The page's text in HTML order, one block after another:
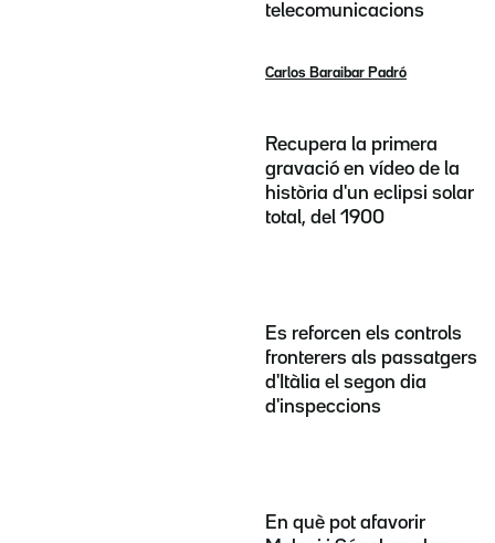
telecomunicacions
Carlos Baraibar Padró
Recupera la primera
gravació en vídeo de la
història d'un eclipsi solar
total, del 1900
Es reforcen els controls
fronterers als passatgers
d'Itàlia el segon dia
d'inspeccions
En què pot afavorir